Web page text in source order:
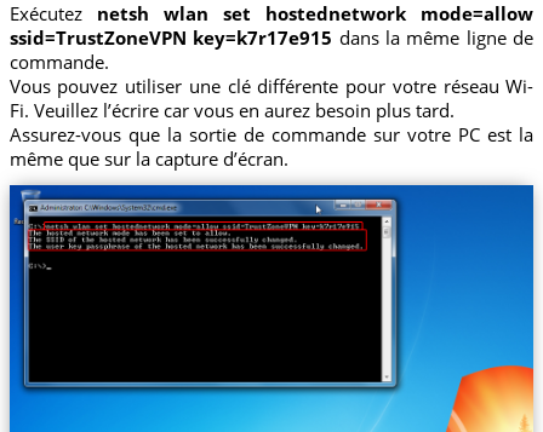
Exécutez netsh wlan set hostednetwork mode=allow
ssid=TrustZoneVPN key=k7r17e915 dans la même ligne de
commande.
Vous pouvez utiliser une clé différente pour votre réseau Wi-
Fi. Veuillez l’écrire car vous en aurez besoin plus tard.
Assurez-vous que la sortie de commande sur votre PC est la
même que sur la capture d’écran.